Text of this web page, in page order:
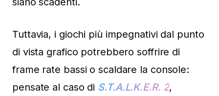
Tuttavia, i giochi più impegnativi dal punto
di vista grafico potrebbero soffrire di
frame rate bassi o scaldare la console:
pensate al caso di S.T.A.L.K.E.R. 2,